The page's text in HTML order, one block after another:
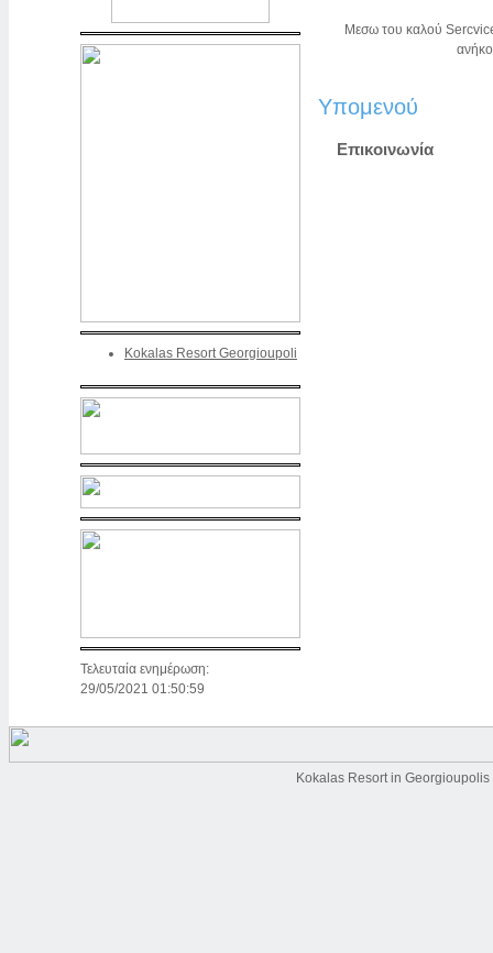
Kokalas Resort Georgioupoli
Τελευταία ενημέρωση:
29/05/2021 01:50:59
Μεσω του καλού
Υπομενού
Επικοινωνία
Kokalas Resort in